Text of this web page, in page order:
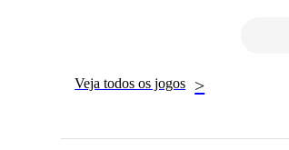
Veja todos os jogos >